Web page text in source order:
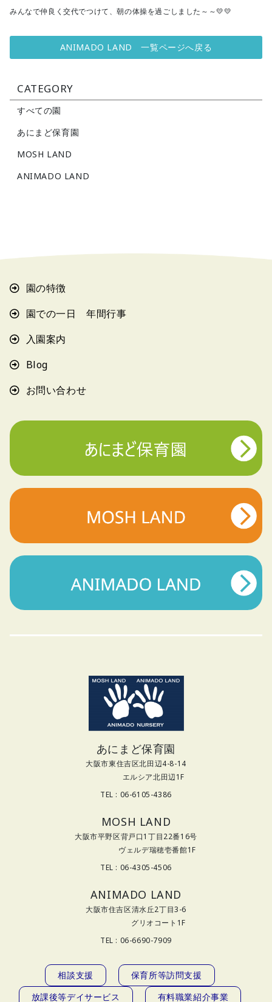
みんなで仲良く交代でつけて、朝の体操を過ごしました～～💛💛
ANIMADO LAND 一覧ページへ戻る
CATEGORY
すべての園
あにまど保育園
MOSH LAND
ANIMADO LAND
園の特徴
園での一日 年間行事
入園案内
Blog
お問い合わせ
あにまど保育園
大阪市東住吉区北田辺4-8-14
エルシア北田辺1F
TEL : 06-6105-4386
MOSH LAND
大阪市平野区背戸口1丁目22番16号
ヴェルデ瑞穂壱番館1F
TEL : 06-4305-4506
ANIMADO LAND
大阪市住吉区清水丘2丁目3-6
グリオコート1F
TEL : 06-6690-7909
相談支援
保育所等訪問支援
放課後等デイサービス
有料職業紹介事業